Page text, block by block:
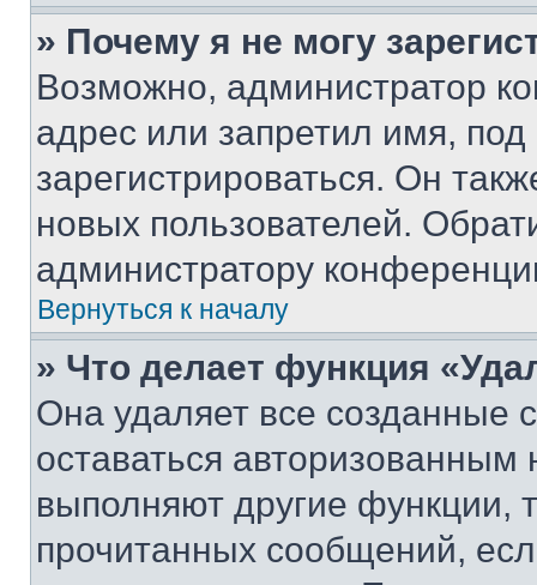
» Почему я не могу
Возможно, администратор
адрес или запретил имя,
зарегистрироваться. Он
новых пользователей.
администратору
Вернуться к началу
» Что делает функция
Она удаляет все созданные
оставаться
выполняют другие функции,
прочитанных сообщений,